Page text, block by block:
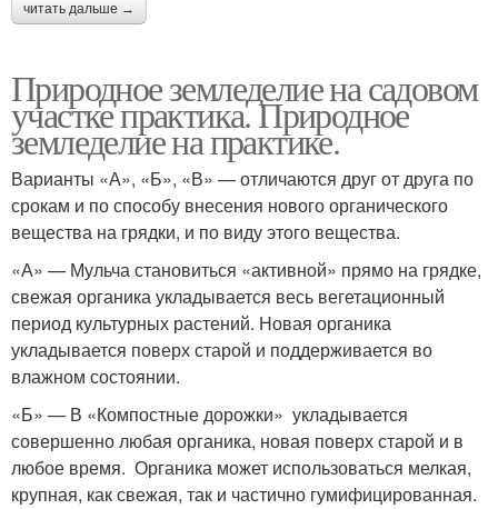
читать дальше →
Природное земледелие на садовом
участке практика. Природное
земледелие на практике.
Варианты «А», «Б», «В» — отличаются друг от друга по
срокам и по способу внесения нового органического
вещества на грядки, и по виду этого вещества.
«А» — Мульча становиться «активной» прямо на грядке,
свежая органика укладывается весь вегетационный
период культурных растений. Новая органика
укладывается поверх старой и поддерживается во
влажном состоянии.
«Б» — В «Компостные дорожки» укладывается
совершенно любая органика, новая поверх старой и в
любое время. Органика может использоваться мелкая,
крупная, как свежая, так и частично гумифицированная.